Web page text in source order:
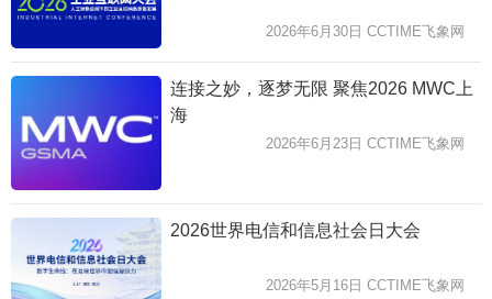
2026年6月30日 CCTIME飞象网
连接之妙，逐梦无限 聚焦2026 MWC上
海
2026年6月23日 CCTIME飞象网
2026世界电信和信息社会日大会
2026年5月16日 CCTIME飞象网